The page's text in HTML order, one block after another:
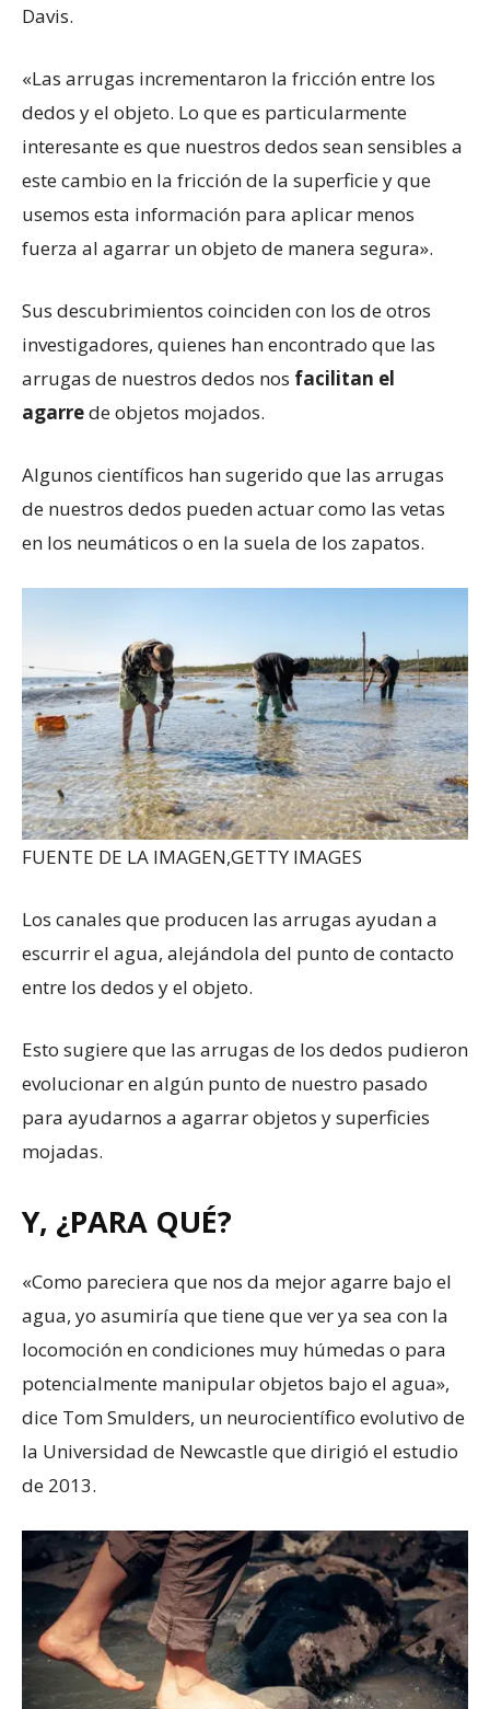
Davis.
«Las arrugas incrementaron la fricción entre los
dedos y el objeto. Lo que es particularmente
interesante es que nuestros dedos sean sensibles a
este cambio en la fricción de la superficie y que
usemos esta información para aplicar menos
fuerza al agarrar un objeto de manera segura».
Sus descubrimientos coinciden con los de otros
investigadores, quienes han encontrado que las
arrugas de nuestros dedos nos facilitan el
agarrede objetos mojados.
Algunos científicos han sugerido que las arrugas
de nuestros dedos pueden actuar como las vetas
en los neumáticos o en la suela de los zapatos.
FUENTE DE LA IMAGEN,GETTY IMAGES
Los canales que producen las arrugas ayudan a
escurrir el agua, alejándola del punto de contacto
entre los dedos y el objeto.
Esto sugiere que las arrugas de los dedos pudieron
evolucionar en algún punto de nuestro pasado
para ayudarnos a agarrar objetos y superficies
mojadas.
Y, ¿PARA QUÉ?
«Como pareciera que nos da mejor agarre bajo el
agua, yo asumiría que tiene que ver ya sea con la
locomoción en condiciones muy húmedas o para
potencialmente manipular objetos bajo el agua»,
dice Tom Smulders, un neurocientífico evolutivo de
la Universidad de Newcastle que dirigió el estudio
de 2013.